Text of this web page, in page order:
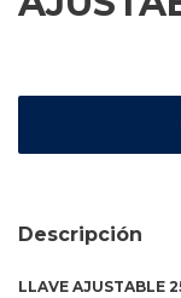
Descripción
LLAVE AJUSTABLE